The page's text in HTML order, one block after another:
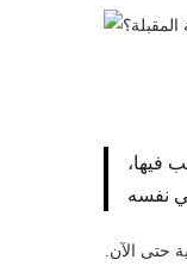
فيها،
نفسه
حتى الآن.